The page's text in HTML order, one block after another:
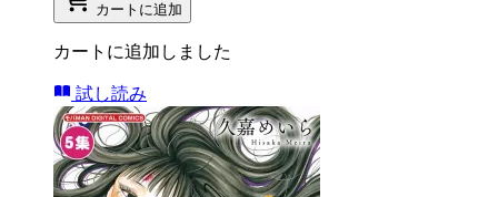
カートに追加
カートに追加しました
試し読み